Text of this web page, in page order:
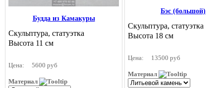
Будда из Камакуры
Скульптура, статуэтка
Высота 11 см
Цена: 5600 руб
Материал
Бэс (большой)
Скульптура, статуэтка
Высота 18 см
Цена: 13500 руб
Материал